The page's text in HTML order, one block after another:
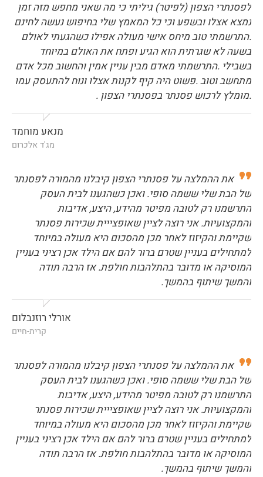
לפסנתרי הצפון (לפיטר) גיליתי כי מה שאני מחפש מזה זמן
נמצא אצלו ובשפע וכי כל המאמץ שלי בחיפוש נעשה לחינם
.התרשמתי טוב מיחס אישי מעולה אפילו כשהגעתי לאולם
בשעה לא שגרתית הוא הגיע ופתח את האולם במיוחד
בשבילי .התרשמתי מאדם מבין עניין אמין והחשוב מכל אדם
מתחשב וטוב .פשוט היה קיף לקנות אצלו ונוח להתעסק עמו
.מומלץ לרכוש פסנתר בפסנתרי הצפון .
מנאע מוחמד
מג'ד אלכרום
את ההמלצה על פסנתרי הצפון קיבלנו מהמורה לפסנתר
של הבת שלי ששמה סופי. ואכן כשהגענו לבית העסק
התרשמנו רק לטובה מפיטר מהידע, היצע, אדיבות
והמקצועיות. אני רוצה לציין שאופצייית שכירות פסנתר
שקיימת והקיזוז לאחר מכן מהסכום היא מעולה במיוחד
למתחילים בעניין שטרם ברור להם אם הילד אכן רציני בעניין
המוסיקה או מדובר בהתלהבות חולפת. אז הרבה תודה
והמשך שיתוף בהמשך.
אורלי רוזנבלום
קרית-חיים
את ההמלצה על פסנתרי הצפון קיבלנו מהמורה לפסנתר
של הבת שלי ששמה סופי. ואכן כשהגענו לבית העסק
התרשמנו רק לטובה מפיטר מהידע, היצע, אדיבות
והמקצועיות. אני רוצה לציין שאופצייית שכירות פסנתר
שקיימת והקיזוז לאחר מכן מהסכום היא מעולה במיוחד
למתחילים בעניין שטרם ברור להם אם הילד אכן רציני בעניין
המוסיקה או מדובר בהתלהבות חולפת. אז הרבה תודה
והמשך שיתוף בהמשך.